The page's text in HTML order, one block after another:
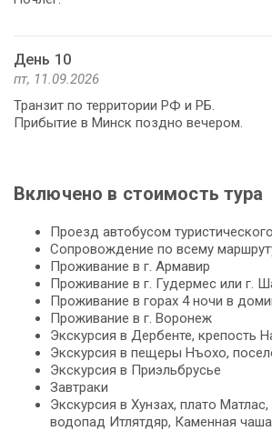
День 10
пт, 11.09.2026
Транзит по территории РФ и РБ.
Прибытие в Минск поздно вечером.
Включено в стоимость тура
Проезд автобусом
Сопровождение по всему
Проживание в г. Армавир
Проживание в г. Гудермес или г.
Проживание в горах 4 ночи в
Проживание в г. Воронеж
Экскурсия в Дербенте, крепость
Экскурсия в пещеры Нъохо,
Экскурсия в Приэльбрусье
Завтраки
Экскурсия в Хунзах, плато
водопад Итлятдяр, Каменная чаша